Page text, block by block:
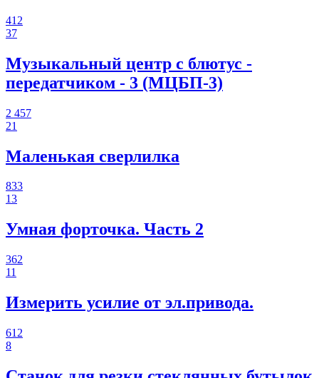
412
37
Музыкальный центр с блютус -
передатчиком - 3 (МЦБП-3)
2 457
21
Маленькая сверлилка
833
13
Умная форточка. Часть 2
362
11
Измерить усилие от эл.привода.
612
8